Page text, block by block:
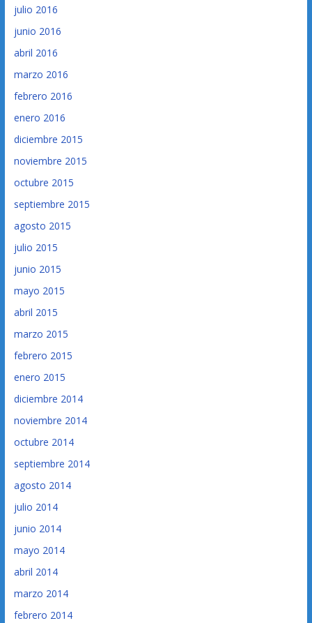
julio 2016
junio 2016
abril 2016
marzo 2016
febrero 2016
enero 2016
diciembre 2015
noviembre 2015
octubre 2015
septiembre 2015
agosto 2015
julio 2015
junio 2015
mayo 2015
abril 2015
marzo 2015
febrero 2015
enero 2015
diciembre 2014
noviembre 2014
octubre 2014
septiembre 2014
agosto 2014
julio 2014
junio 2014
mayo 2014
abril 2014
marzo 2014
febrero 2014